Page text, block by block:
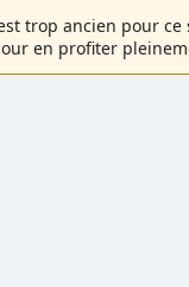
trop ancien pour
en profiter